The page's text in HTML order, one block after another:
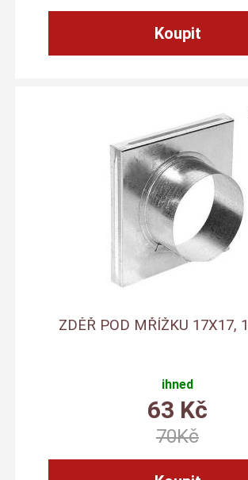
ZDĚŘ POD MŘÍŽKU 17X17,
ihned
63 Kč
70Kč